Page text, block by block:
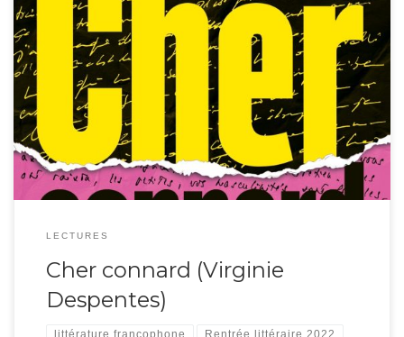
Dès le titre, on est averti du style Despentes, si toutefois on ne le connaissais
pas. Ce n’est pas vraiment un roman, plutôt un essai déguisé à travers
l’échange de messages entre trois personnes : un romancier accusé de
harcèlement, une actrice vieillissante et une jeune femme, la victime, qui
débute […]
LECTURES
Cher connard (Virginie
Despentes)
littérature francophone Rentrée littéraire 2022